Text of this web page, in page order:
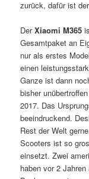
zurück, dafür ist
DerXiaomi M365
Gesamtpaket an
nur als erstes
einen
Ganze ist dann
bisher
2017. Das
beeindruckend.
Rest der Welt
Scooters ist so
einsetzt. Zwei
haben vor 2